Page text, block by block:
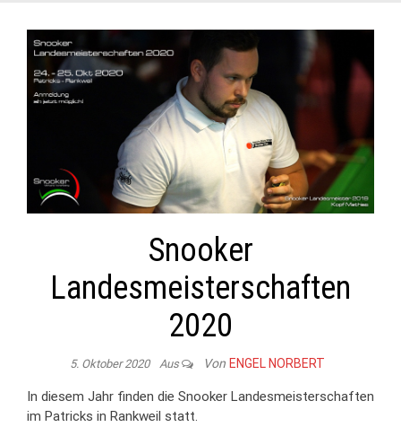
Snooker
Landesmeisterschaften
2020
5. Oktober 2020 Aus Von ENGEL NORBERT
In diesem Jahr finden die Snooker Landesmeisterschaften
im Patricks in Rankweil statt.